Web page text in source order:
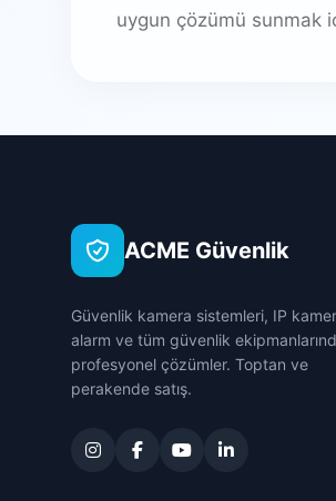
uygun çözümü sunmak
ACME Güvenlik
Güvenlik kamera sistemleri, IP
alarm ve tüm güvenlik
profesyonel çözümler. Toptan ve
perakende satış.